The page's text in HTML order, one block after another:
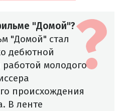
"Домой"?
"Домой" стал
дебютной
молодого
происхождения
В ленте